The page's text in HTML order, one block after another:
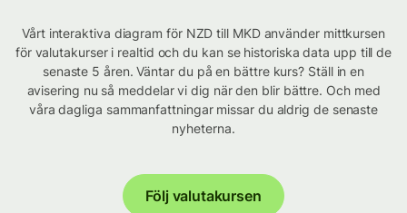
Vårt interaktiva diagram för NZD till MKD använder mittkursen
för valutakurser i realtid och du kan se historiska data upp till de
senaste 5 åren. Väntar du på en bättre kurs? Ställ in en
avisering nu så meddelar vi dig när den blir bättre. Och med
våra dagliga sammanfattningar missar du aldrig de senaste
nyheterna.
Följ valutakursen